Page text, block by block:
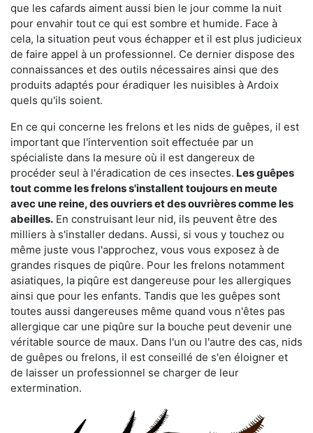
que les cafards aiment aussi bien le jour comme la nuit
pour envahir tout ce qui est sombre et humide. Face à
cela, la situation peut vous échapper et il est plus judicieux
de faire appel à un professionnel. Ce dernier dispose des
connaissances et des outils nécessaires ainsi que des
produits adaptés pour éradiquer les nuisibles à Ardoix
quels qu'ils soient.
En ce qui concerne les frelons et les nids de guêpes, il est
important que l'intervention soit effectuée par un
spécialiste dans la mesure où il est dangereux de
procéder seul à l'éradication de ces insectes. Les guêpes
tout comme les frelons s'installent toujours en meute
avec une reine, des ouvriers et des ouvrières comme les
abeilles. En construisant leur nid, ils peuvent être des
milliers à s'installer dedans. Aussi, si vous y touchez ou
même juste vous l'approchez, vous vous exposez à de
grandes risques de piqûre. Pour les frelons notamment
asiatiques, la piqûre est dangereuse pour les allergiques
ainsi que pour les enfants. Tandis que les guêpes sont
toutes aussi dangereuses même quand vous n'êtes pas
allergique car une piqûre sur la bouche peut devenir une
véritable source de maux. Dans l'un ou l'autre des cas, nids
de guêpes ou frelons, il est conseillé de s'en éloigner et
de laisser un professionnel se charger de leur
extermination.